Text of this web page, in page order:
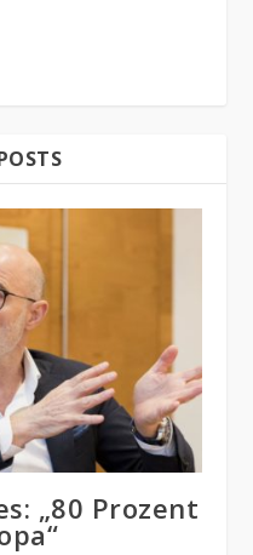
„80 Prozent